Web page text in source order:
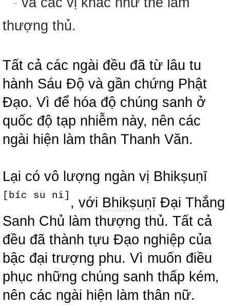
thượng thủ.
Tất cả các ngài đều đã từ lâu tu
hành Sáu Độ và gần chứng Phật
Đạo. Vì để hóa độ chúng sanh ở
quốc độ tạp nhiễm này, nên các
ngài hiện làm thân Thanh Văn.
Lại có vô lượng ngàn vị Bhikṣuṇī
[bíc su ni] , với Bhikṣuṇī Đại Thắng
Sanh Chủ làm thượng thủ. Tất cả
đều đã thành tựu Đạo nghiệp của
bậc đại trượng phu. Vì muốn điều
phục những chúng sanh thấp kém,
nên các ngài hiện làm thân nữ.